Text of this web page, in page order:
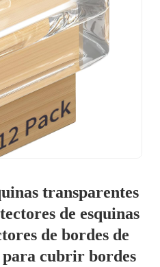
transparentes
de esquinas
de bordes de
para cubrir bordes